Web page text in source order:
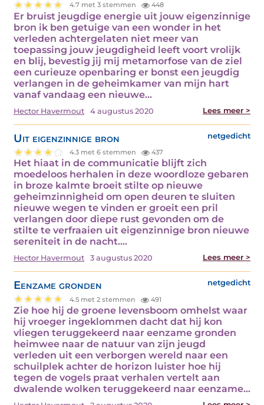
4.7 met 3 stemmen 448
Er bruist jeugdige energie uit jouw eigenzinnige
bron ik ben getuige van een wonder in het
verleden achtergelaten niet meer van
toepassing jouw jeugdigheid leeft voort vrolijk
en blij, bevestig jij mij metamorfose van de ziel
een curieuze openbaring er bonst een jeugdig
verlangen in de geheimkamer van mijn hart
vanaf vandaag een nieuwe…
Hector Havermout 4 augustus 2020 Lees meer >
Uit eigenzinnige bron netgedicht
4.3 met 6 stemmen 437
Het hiaat in de communicatie blijft zich
moedeloos herhalen in deze woordloze gebaren
in broze kalmte broeit stilte op nieuwe
geheimzinnigheid om open deuren te sluiten
nieuwe wegen te vinden er groeit een pril
verlangen door diepe rust gevonden om de
stilte te verfraaien uit eigenzinnige bron nieuwe
sereniteit in de nacht.…
Hector Havermout 3 augustus 2020 Lees meer >
Eenzame gronden netgedicht
4.5 met 2 stemmen 491
Zie hoe hij de groene levensboom omhelst waar
hij vroeger ingeklommen dacht dat hij kon
vliegen teruggekeerd naar eenzame gronden
heimwee naar de natuur van zijn jeugd
verleden uit een verborgen wereld naar een
schuilplek achter de horizon luister hoe hij
tegen de vogels praat verhalen vertelt aan
dwalende wolken teruggekeerd naar eenzame…